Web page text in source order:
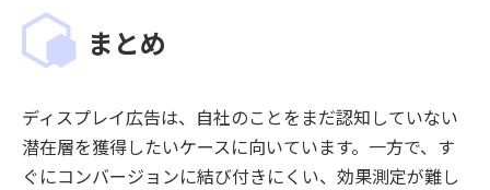
まとめ
ディスプレイ広告は、自社のことをまだ認知していない
潜在層を獲得したいケースに向いています。一方で、す
ぐにコンバージョンに結び付きにくい、効果測定が難し